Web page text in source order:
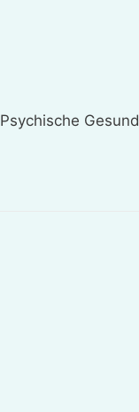
Psychische